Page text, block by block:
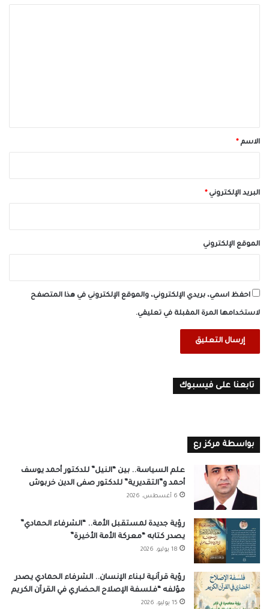
*الاسم*
البريد الإلكتروني*
الموقع الإلكتروني
احفظ اسمي، بريدي الإلكتروني، والموقع الإلكتروني في هذا المتصفح
لاستخدامها المرة المقبلة في تعليقي.
تابعنا على فيسبوك
بواسطة مركز رع
علم السياسة.. بين “النيل” للدكتور أحمد يوسف
أحمد و”التقديرية” للدكتور صفى الدين خربوش
6 أغسطس، 2026
رؤية جديدة لمستقبل الأمة.. “الشرفاء الحمادي”
يصدر كتابه “معركة الأمة الأخيرة”
18 يوليو، 2026
رؤية قرآنية لبناء الإنسان.. الشرفاء الحمادي يصدر
مؤلفه “فلسفة الإصلاح الحضاري في القرآن الكريم
15 يوليو، 2026